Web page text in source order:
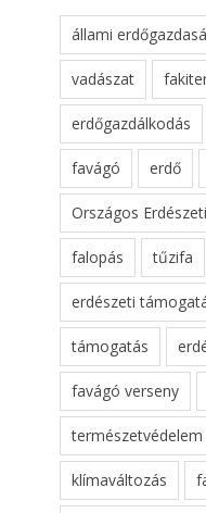
állami
vadászat
erdőgazdálkodás
favágó erdő
Országos
falopás tűzifa
erdészeti
támogatás
favágó verseny
természetvédelem
klímaváltozás